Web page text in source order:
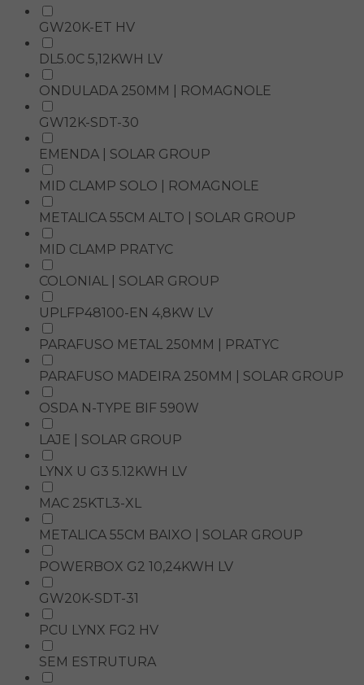
GW20K-ET HV
DL5.0C 5,12KWH LV
ONDULADA 250MM | ROMAGNOLE
GW12K-SDT-30
EMENDA | SOLAR GROUP
MID CLAMP SOLO | ROMAGNOLE
METALICA 55CM ALTO | SOLAR GROUP
MID CLAMP PRATYC
COLONIAL | SOLAR GROUP
UPLFP48100-EN 4,8KW LV
PARAFUSO METAL 250MM | PRATYC
PARAFUSO MADEIRA 250MM | SOLAR GROUP
OSDA N-TYPE BIF 590W
LAJE | SOLAR GROUP
LYNX U G3 5.12KWH LV
MAC 25KTL3-XL
METALICA 55CM BAIXO | SOLAR GROUP
POWERBOX G2 10,24KWH LV
GW20K-SDT-31
PCU LYNX FG2 HV
SEM ESTRUTURA